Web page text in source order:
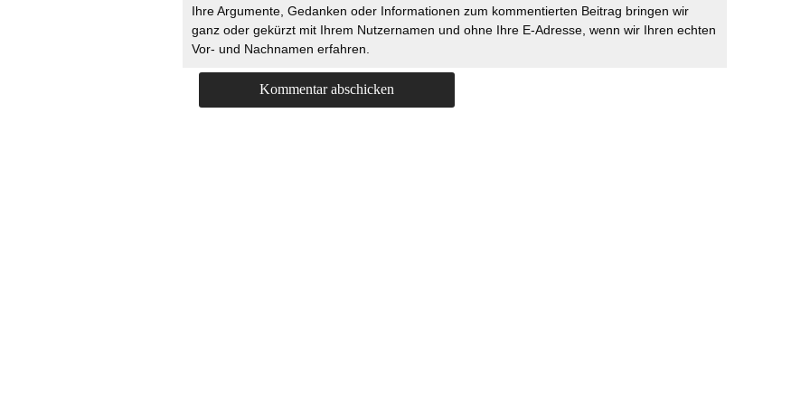
Ihre Argumente, Gedanken oder Informationen zum kommentierten Beitrag bringen wir
ganz oder gekürzt mit Ihrem Nutzernamen und ohne Ihre E-Adresse, wenn wir Ihren echten
Vor- und Nachnamen erfahren.